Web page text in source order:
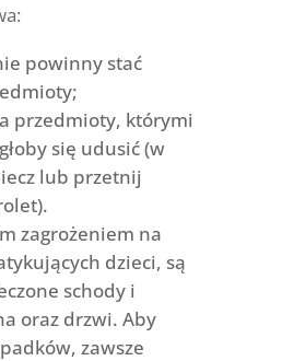
powinny stać
przedmioty, którymi
się udusić (w
lub przetnij
zagrożeniem na
dzieci, są
schody i
oraz drzwi. Aby
zawsze